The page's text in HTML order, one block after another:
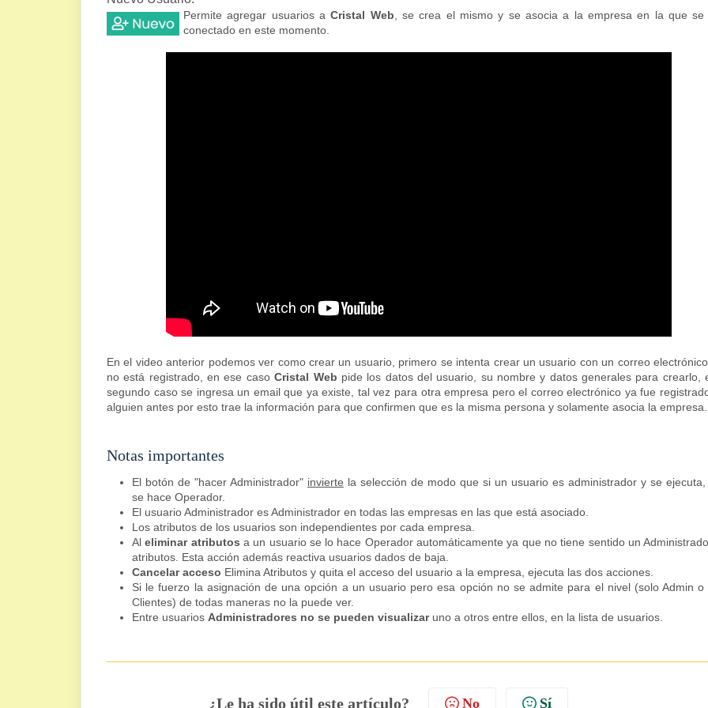
Permite agregar usuarios aCristal Web , se crea el mismo y se asocia a la empresa en la que se
conectado en este momento.
En el video anterior podemos ver como crear un usuario, primero se intenta crear un usuario con un correo
no está registrado, en ese casoCristal Web pide los datos del usuario, su nombre y datos generales para crearlo,
segundo caso se ingresa un email que ya existe, tal vez para otra empresa pero el correo electrónico ya fue
alguien antes por esto trae la información para que confirmen que es la misma persona y solamente asocia la empresa.
Notas importantes
El botón de "hacer Administrador" invierte la selección de modo que si un usuario es administrador y se ejecuta,
se hace Operador.
El usuario Administrador es Administrador en todas las empresas en las que está asociado.
Los atributos de los usuarios son independientes por cada empresa.
Aleliminar atributos a un usuario se lo hace Operador automáticamente ya que no tiene sentido un
atributos. Esta acción además reactiva usuarios dados de baja.
Cancelar acceso Elimina Atributos y quita el acceso del usuario a la empresa, ejecuta las dos acciones.
Si le fuerzo la asignación de una opción a un usuario pero esa opción no se admite para el nivel (solo Admin o
Clientes) de todas maneras no la puede ver.
Entre usuarios Administradores no se pueden visualizaruno a otros entre ellos, en la lista de usuarios.
¿Le ha sido útil este artículo? No Sí